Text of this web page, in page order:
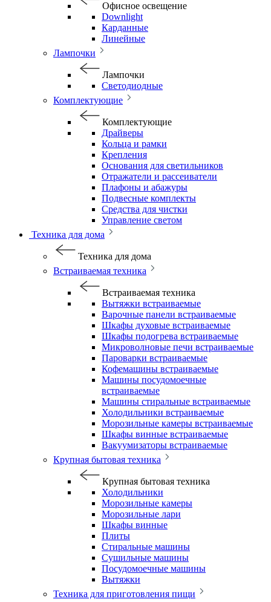
Офисное освещение
Downlight
Карданные
Линейные
Лампочки
Лампочки
Светодиодные
Комплектующие
Комплектующие
Драйверы
Кольца и рамки
Крепления
Основания для светильников
Отражатели и рассеиватели
Плафоны и абажуры
Подвесные комплекты
Средства для чистки
Управление светом
Техника для дома
Техника для дома
Встраиваемая техника
Встраиваемая техника
Вытяжки встраиваемые
Варочные панели встраиваемые
Шкафы духовые встраиваемые
Шкафы подогрева встраиваемые
Микроволновые печи встраиваемые
Пароварки встраиваемые
Кофемашины встраиваемые
Машины посудомоечные
встраиваемые
Машины стиральные встраиваемые
Холодильники встраиваемые
Морозильные камеры встраиваемые
Шкафы винные встраиваемые
Вакуумизаторы встраиваемые
Крупная бытовая техника
Крупная бытовая техника
Холодильники
Морозильные камеры
Морозильные лари
Шкафы винные
Плиты
Стиральные машины
Сушильные машины
Посудомоечные машины
Вытяжки
Техника для приготовления пищи